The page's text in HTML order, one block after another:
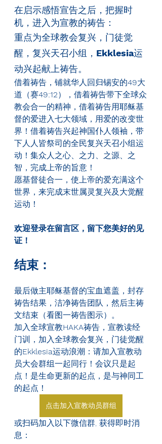
在启示感悟宣告之后，把握时
机，进入为宣教的祷告：
重点为全球教会复兴，门徒觉
醒，复兴天召小组， Ekklesia运
动兴起献上祷告。
借着祷告，铺就华人回归锡安的49大
道（赛49:12），借着祷告带下全球众
教会合一的精神，借着祷告用耶稣基
督的爱进入七大领域，用爱的改变世
界！借着祷告兴起神国仆人领袖，带
下人人皆祭司的全民复兴天召小组运
动！集众人之心、之力、之源、之
智，完成上帝的旨意！
愿基督徒合一，使上帝的爱充满这个
世界，来完成末世属灵复兴及大觉醒
运动！
欢迎登录在留言区，留下您美好的见
证！
结束：
最后做主耶稣基督的宝血遮盖，封存
祷告结果，洁净祷告团队，然后主祷
文结束（看图一祷告图示）。
加入全球宣教HAKA祷告，宣教读经
门训，加入全球教会复兴，门徒觉醒
的Ekklesia运动浪潮：请加入宣教动
员大会群组一起同行！会议只是起
点！是生命更新的起点，是与神同工
的起点！
点击加入宣教动员群组
或扫码加入以下微信群, 获得即时消
息：